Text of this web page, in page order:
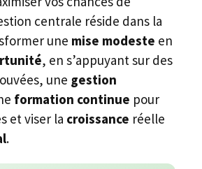
centrale réside dans la
une mise modeste en
, en s’appuyant sur des
une gestion
formation continue pour
et viser la croissance réelle
.